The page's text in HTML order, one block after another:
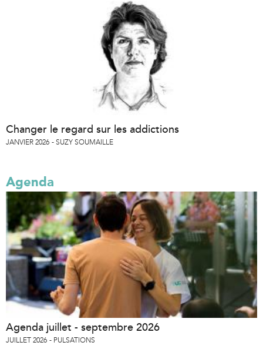
Changer le regard sur les addictions
JANVIER 2026 SUZY SOUMAILLE
Agenda
Agenda juillet - septembre 2026
JUILLET 2026 PULSATIONS